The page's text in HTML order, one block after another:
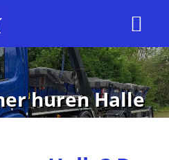
huren Halle